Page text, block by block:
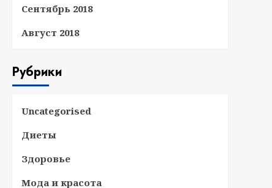
Сентябрь 2018
Август 2018
Рубрики
Uncategorised
Диеты
Здоровье
Мода и красота